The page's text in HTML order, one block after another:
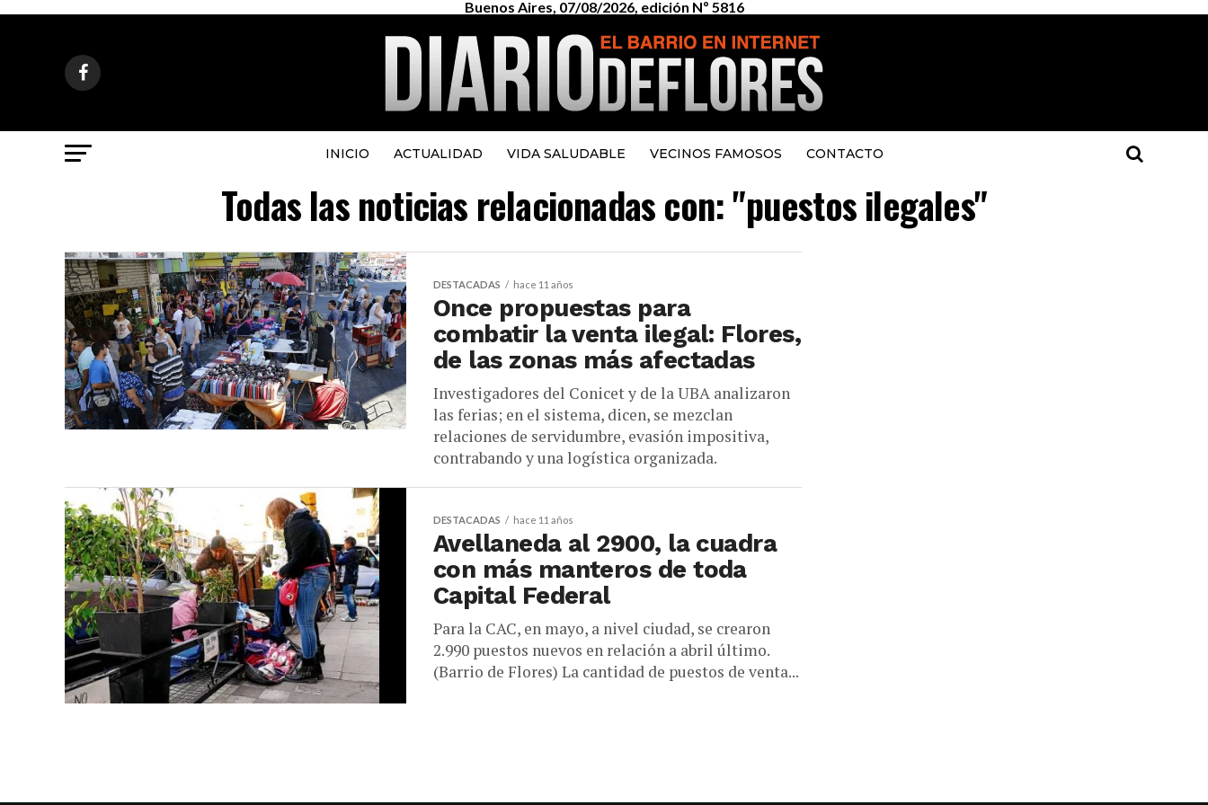
Buenos Aires, 07/08/2026, edición Nº 5816
INICIO ACTUALIDAD VIDA SALUDABLE VECINOS FAMOSOS CONTACTO
Todas las noticias relacionadas con: "puestos ilegales"
DESTACADAS hace 11 años
Once propuestas para
combatir la venta ilegal: Flores,
de las zonas más afectadas
Investigadores del Conicet y de la UBA analizaron
las ferias; en el sistema, dicen, se mezclan
relaciones de servidumbre, evasión impositiva,
contrabando y una logística organizada.
DESTACADAS hace 11 años
Avellaneda al 2900, la cuadra
con más manteros de toda
Capital Federal
Para la CAC, en mayo, a nivel ciudad, se crearon
2.990 puestos nuevos en relación a abril último.
(Barrio de Flores) La cantidad de puestos de venta...